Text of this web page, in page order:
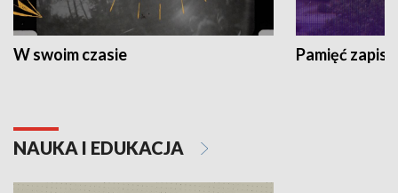
W swoim czasie Pamięć
NAUKA I EDUKACJA